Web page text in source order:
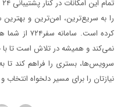
را به سریع‌ترین، امن‌ترین و
کرده است.
نمی‌کند و همیشه در تلاش است تا با
سرویس‌ها، بستری را فراهم کند تا
نیازتان را برای مسیر دلخواه انتخاب